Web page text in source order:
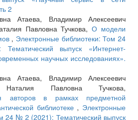
2
Атаева, Владимир Алексеевич
Павловна Тучкова,О модели
, Электронные библиотеки: Том 24
выпуск «Интернет-
научных исследованиях».
Атаева, Владимир Алексеевич
Наталия Павловна Тучкова,
авторов в рамках предметной
библиотеке , Электронные
24 № 2 (2021): Тематический выпуск